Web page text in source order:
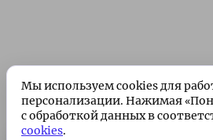
Мы используем cookies для
персонализации. Нажимая
с обработкой данных в
cookies.